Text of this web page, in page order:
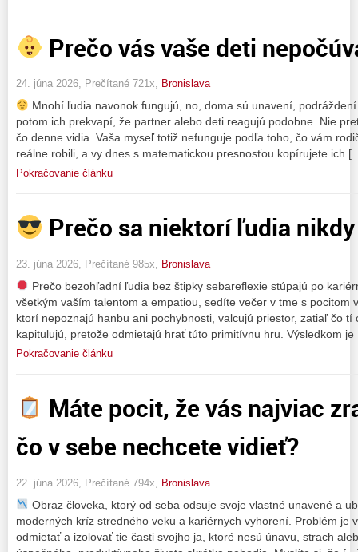
Prečo vás vaše deti
24. júna 2026, Prečítané 721x, Bronislava
Mnohí ľudia navonok fungujú, no, doma sú unavení,
potom ich prekvapí, že partner alebo deti reagujú podobne. Nie
čo denne vidia. Vaša myseľ totiž nefunguje podľa toho, čo vám
reálne robili, a vy dnes s matematickou presnosťou kopírujete ich
Pokračovanie článku
Prečo sa niektorí ľudia
23. júna 2026, Prečítané 985x, Bronislava
Prečo bezohľadní ľudia bez štipky sebareflexie stúpajú po
všetkým vaším talentom a empatiou, sedíte večer v tme s pocitom
ktorí nepoznajú hanbu ani pochybnosti, valcujú priestor, zatiaľ čo
kapitulujú, pretože odmietajú hrať túto primitívnu hru. Výsledkom
Pokračovanie článku
Máte pocit, že vás najviac
čo v sebe nechcete vidieť?
22. júna 2026, Prečítané 794x, Bronislava
Obraz človeka, ktorý od seba odsuje svoje vlastné unavené a
moderných kríz stredného veku a kariérnych vyhorení. Problém je
odmietať a izolovať tie časti svojho ja, ktoré nesú únavu, strach